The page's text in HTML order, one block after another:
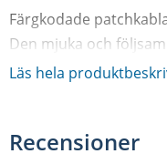
Färgkodade
Den mjuka och
monotele i båda
Läs hela
Recensioner